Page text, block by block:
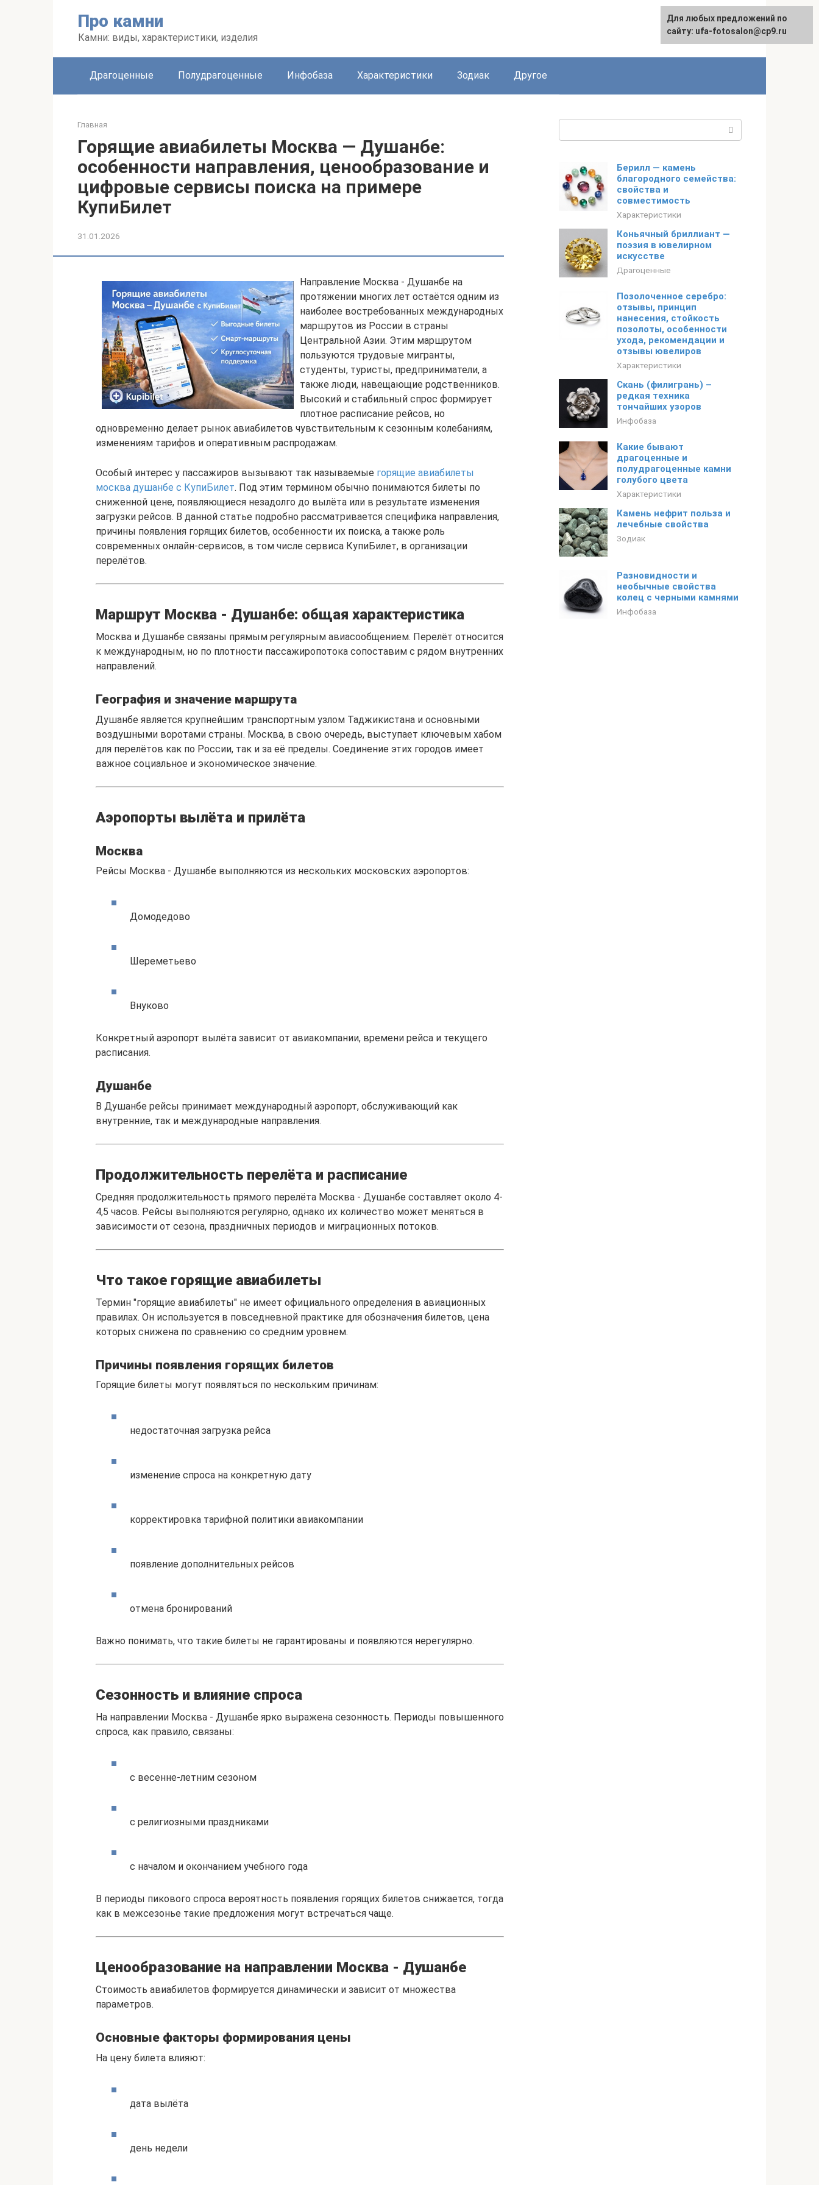
Про камни
Камни: виды, характеристики, изделия
English
Драгоценные Полудрагоценные Инфобаза Характеристики Зодиак Другое
Главная
Горящие авиабилеты Москва — Душанбе:
особенности направления, ценообразование и
цифровые сервисы поиска на примере
КупиБилет
31.01.2026
Направление Москва - Душанбе на
протяжении многих лет остаётся одним из
наиболее востребованных международных
маршрутов из России в страны
Центральной Азии. Этим маршрутом
пользуются трудовые мигранты,
студенты, туристы, предприниматели, а
также люди, навещающие родственников.
Высокий и стабильный спрос формирует
плотное расписание рейсов, но
одновременно делает рынок авиабилетов чувствительным к сезонным колебаниям,
изменениям тарифов и оперативным распродажам.
Особый интерес у пассажиров вызывают так называемые горящие авиабилеты
москва душанбе с КупиБилет. Под этим термином обычно понимаются билеты по
сниженной цене, появляющиеся незадолго до вылёта или в результате изменения
загрузки рейсов. В данной статье подробно рассматривается специфика направления,
причины появления горящих билетов, особенности их поиска, а также роль
современных онлайн-сервисов, в том числе сервиса КупиБилет, в организации
перелётов.
Маршрут Москва - Душанбе: общая характеристика
Москва и Душанбе связаны прямым регулярным авиасообщением. Перелёт относится
к международным, но по плотности пассажиропотока сопоставим с рядом внутренних
направлений.
География и значение маршрута
Душанбе является крупнейшим транспортным узлом Таджикистана и основными
воздушными воротами страны. Москва, в свою очередь, выступает ключевым хабом
для перелётов как по России, так и за её пределы. Соединение этих городов имеет
важное социальное и экономическое значение.
Аэропорты вылёта и прилёта
Москва
Рейсы Москва - Душанбе выполняются из нескольких московских аэропортов:
Домодедово
Шереметьево
Внуково
Конкретный аэропорт вылёта зависит от авиакомпании, времени рейса и текущего
расписания.
Душанбе
В Душанбе рейсы принимает международный аэропорт, обслуживающий как
внутренние, так и международные направления.
Продолжительность перелёта и расписание
Средняя продолжительность прямого перелёта Москва - Душанбе составляет около 4-
4,5 часов. Рейсы выполняются регулярно, однако их количество может меняться в
зависимости от сезона, праздничных периодов и миграционных потоков.
Что такое горящие авиабилеты
Термин "горящие авиабилеты" не имеет официального определения в авиационных
правилах. Он используется в повседневной практике для обозначения билетов, цена
которых снижена по сравнению со средним уровнем.
Причины появления горящих билетов
Горящие билеты могут появляться по нескольким причинам:
недостаточная загрузка рейса
изменение спроса на конкретную дату
корректировка тарифной политики авиакомпании
появление дополнительных рейсов
отмена бронирований
Важно понимать, что такие билеты не гарантированы и появляются нерегулярно.
Сезонность и влияние спроса
На направлении Москва - Душанбе ярко выражена сезонность. Периоды повышенного
спроса, как правило, связаны:
с весенне-летним сезоном
с религиозными праздниками
с началом и окончанием учебного года
В периоды пикового спроса вероятность появления горящих билетов снижается, тогда
как в межсезонье такие предложения могут встречаться чаще.
Ценообразование на направлении Москва - Душанбе
Стоимость авиабилетов формируется динамически и зависит от множества
параметров.
Основные факторы формирования цены
На цену билета влияют:
дата вылёта
день недели
Берилл — камень
благородного семейства:
свойства и
совместимость
Характеристики
Коньячный бриллиант —
поэзия в ювелирном
искусстве
Драгоценные
Позолоченное серебро:
отзывы, принцип
нанесения, стойкость
позолоты, особенности
ухода, рекомендации и
отзывы ювелиров
Характеристики
Скань (филигрань) –
редкая техника
тончайших узоров
Инфобаза
Какие бывают
драгоценные и
полудрагоценные камни
голубого цвета
Характеристики
Камень нефрит польза и
лечебные свойства
Зодиак
Разновидности и
необычные свойства
колец с черными камнями
Инфобаза
Для любых предложений по
сайту: ufa-fotosalon@cp9.ru